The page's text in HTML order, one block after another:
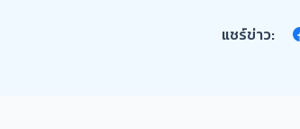
แชร์ข่าว: